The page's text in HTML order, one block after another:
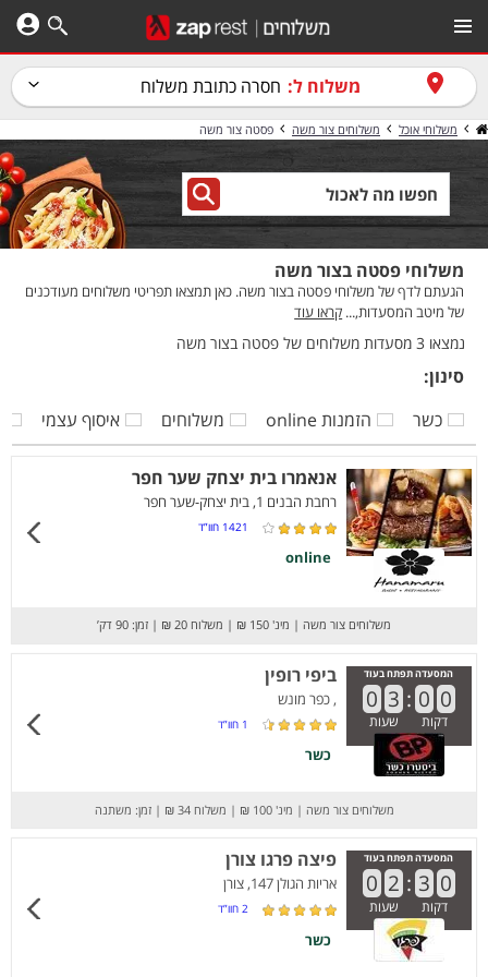
משלוח ל: חסרה כתובת משלוח
משלוחי אוכל משלוחים צור משה פסטה צור משה
משלוחי פסטה בצור משה
הגעתם לדף של משלוחי פסטה בצור משה. כאן תמצאו תפריטי משלוחים מעודכנים
של מיטב המסעדות,... קראו עוד
נמצאו 3 מסעדות משלוחים של פסטה בצור משה
סינון:
כשר
הזמנות online משלוחים איסוף עצמי
אנאמרו בית יצחק שער חפר
רחבת הבנים 1, בית יצחק-שער חפר
1421 חוו”ד
online
משלוחים צור משה | מינ' 150 ₪ | משלוח 20 ₪ | זמן: 90 דק’
המסעדה תפתח בעוד
0 3 : 0 0
דקות שעות
ביפי רופין
, כפר מונש
1 חוו”ד
כשר
משלוחים צור משה | מינ' 100 ₪ | משלוח 34 ₪ | זמן: משתנה
המסעדה תפתח בעוד
0 2 : 3 0
דקות שעות
פיצה פרגו צורן
אריות הגולן 147, צורן
2 חוו”ד
כשר